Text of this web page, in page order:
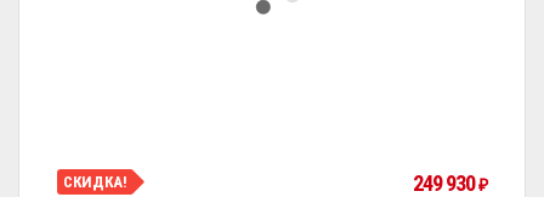
СКИДКА! 249 930₽